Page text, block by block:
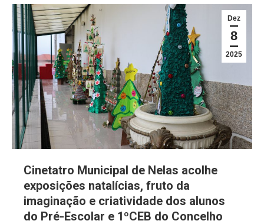
Dez
8
2025
Cinetatro Municipal de Nelas acolhe
exposições natalícias, fruto da
imaginação e criatividade dos alunos
do Pré-Escolar e 1ºCEB do Concelho